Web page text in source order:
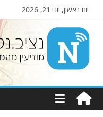
יום ראשון, יוני 21, 2026
Nziv.net
מודיעין
מהמקורות